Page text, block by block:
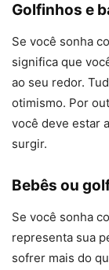
Golfinhos e
Se você sonha
significa que
ao seu redor.
otimismo. Por
você deve estar
surgir.
Bebês ou
Se você sonha
representa sua
sofrer mais do